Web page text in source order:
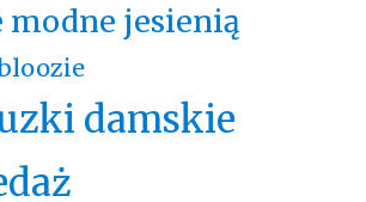
modne jesienią
damskie